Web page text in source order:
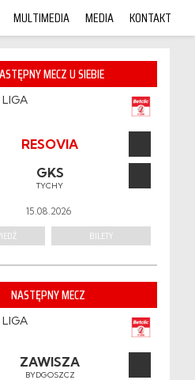
MULTIMEDIA MEDIA KONTAKT
MECZ U SIEBIE
LIGA
RESOVIA
GKS
TYCHY
15.08.2026
BILETY
NASTĘPNY MECZ
LIGA
ZAWISZA
BYDGOSZCZ